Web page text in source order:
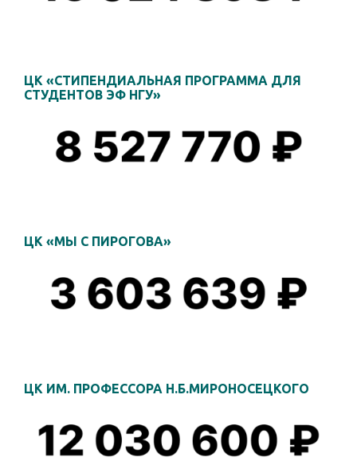
ЦК «СТИПЕНДИАЛЬНАЯ ПРОГРАММА ДЛЯ
СТУДЕНТОВ ЭФ НГУ»
ЦК «МЫ С ПИРОГОВА»
ЦК ИМ. ПРОФЕССОРА Н.Б.МИРОНОСЕЦКОГО